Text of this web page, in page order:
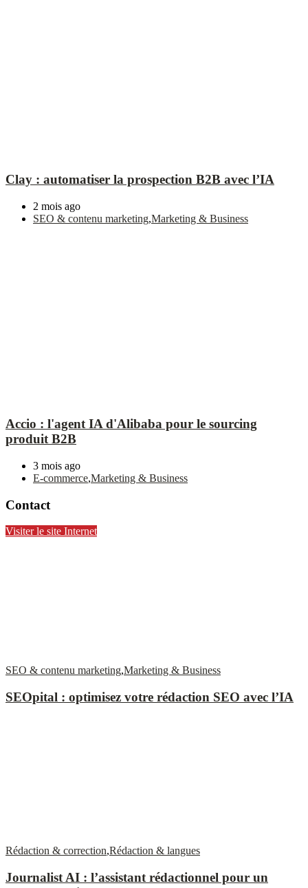
Clay : automatiser la prospection B2B avec l’IA
2 mois ago
SEO & contenu marketing,Marketing & Business
Accio : l'agent IA d'Alibaba pour le sourcing
produit B2B
3 mois ago
E-commerce,Marketing & Business
Contact
Visiter le site Internet
SEO & contenu marketing,Marketing & Business
SEOpital : optimisez votre rédaction SEO avec l’IA
Rédaction & correction,Rédaction & langues
Journalist AI : l’assistant rédactionnel pour un